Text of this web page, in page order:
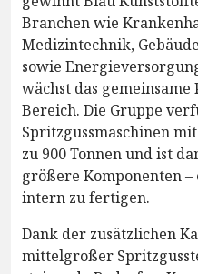
Branchen wie
Medizintechnik,
sowie
wächst das
Bereich. Die Gruppe
Spritzgussmaschinen
zu 900 Tonnen und ist
größere Komponenten
intern zu fertigen.
Dank der zusätzlichen
mittelgroßer